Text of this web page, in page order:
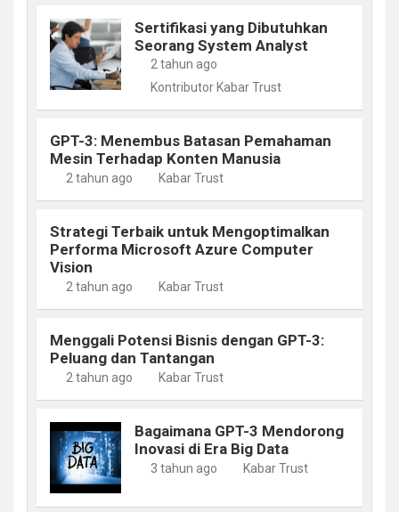
Sertifikasi yang Dibutuhkan
Seorang System Analyst
2 tahun ago
Kontributor Kabar Trust
GPT-3: Menembus Batasan Pemahaman
Mesin Terhadap Konten Manusia
2 tahun ago Kabar Trust
Strategi Terbaik untuk Mengoptimalkan
Performa Microsoft Azure Computer
Vision
2 tahun ago Kabar Trust
Menggali Potensi Bisnis dengan GPT-3:
Peluang dan Tantangan
2 tahun ago Kabar Trust
Bagaimana GPT-3 Mendorong
Inovasi di Era Big Data
3 tahun ago Kabar Trust